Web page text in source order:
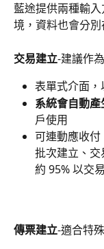
藍途提供兩種輸
境，資料也會分
交易建立-建議作為
表單式介面
系統會自動
戶使用
可連動應收
批次建立、交
約 95% 以交
傳票建立-適合特